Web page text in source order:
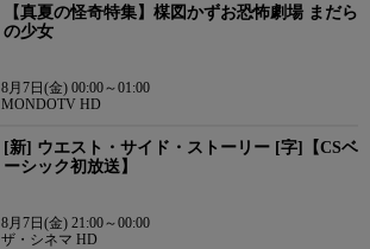
【真夏の怪奇特集】楳図かずお恐怖劇場 まだら
の少女
8月7日(金) 00:00～01:00
MONDOTV HD
[新] ウエスト・サイド・ストーリー [字]【CSベ
ーシック初放送】
8月7日(金) 21:00～00:00
ザ・シネマ HD